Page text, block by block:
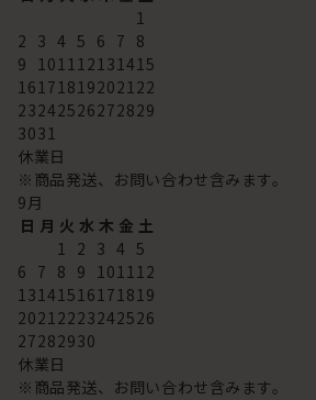
1
2 3 4 5 6 7 8
9 101112131415
16171819202122
23242526272829
3031
休業日
※商品発送、お問い合わせ含みます。
9月
日 月 火 水 木 金 土
1 2 3 4 5
6 7 8 9 101112
13141516171819
20212223242526
27282930
休業日
※商品発送、お問い合わせ含みます。